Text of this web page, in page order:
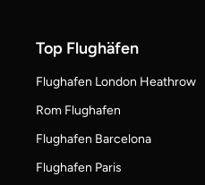
Top Flughäfen
Flughafen London Heathrow
Rom Flughafen
Flughafen Barcelona
Flughafen Paris